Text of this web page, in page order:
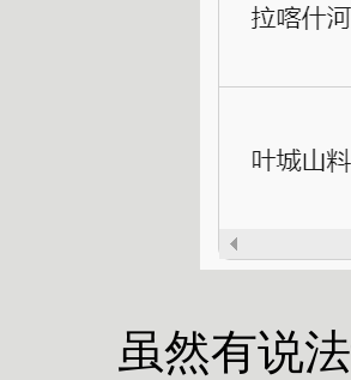
虽然有说法认